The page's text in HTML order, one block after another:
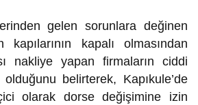
gelen sorunlara değinen
kapalı olmasından
nakliye yapan firmaların ciddi
olduğunu belirterek, Kapıkule’de
olarak dorse değişimine izin